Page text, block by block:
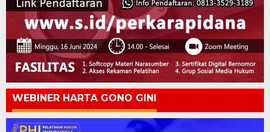
WEBINER HARTA GONO GINI